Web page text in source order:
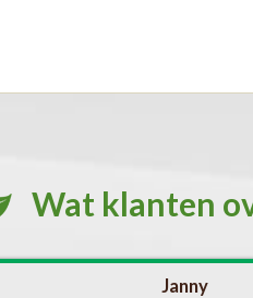
Wat klanten
Janny